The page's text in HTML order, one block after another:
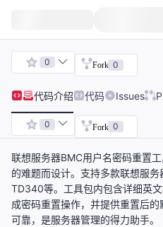
0 Fork 0
代码介绍 代码 Issues
0 Fork 0
联想服务器BMC用户名密码重置
的难题而设计。支持多款联想服
TD340等。工具包内包含详细英
成密码重置操作，并提供重置后
可靠，是服务器管理的得力助手。